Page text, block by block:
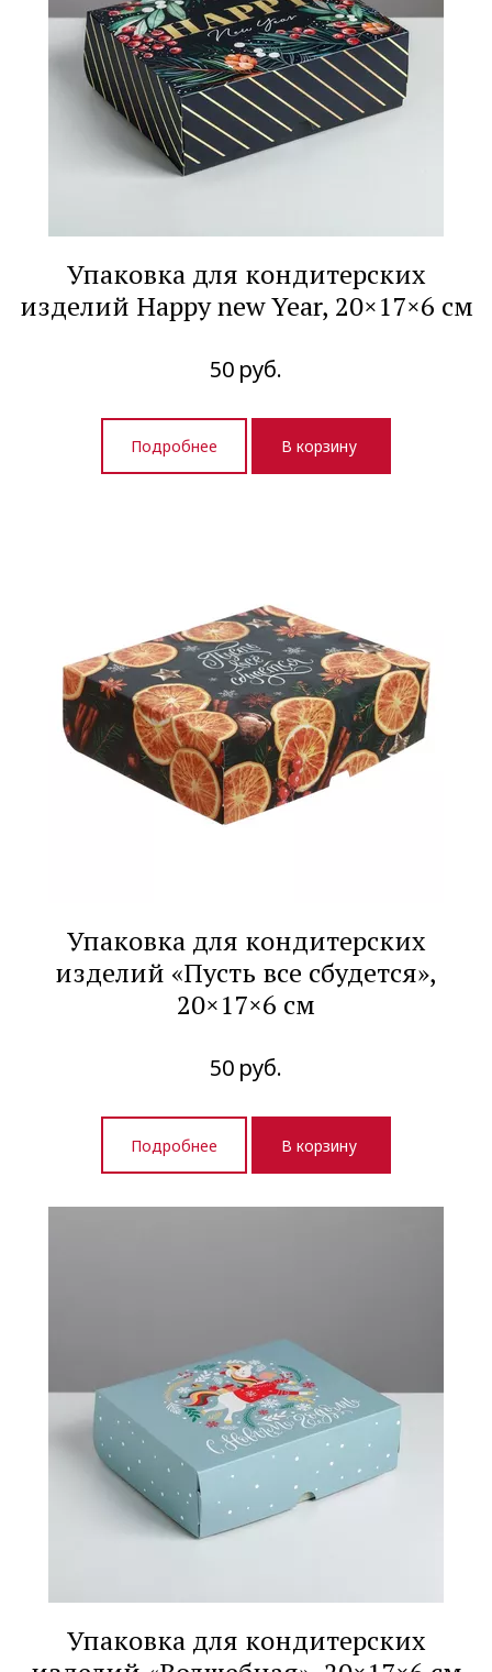
Упаковка для кондитерских
изделий Happy new Year, 20×17×6 см
50 руб.
Подробнее В корзину
Упаковка для кондитерских
изделий «Пусть все сбудется»,
20×17×6 см
50 руб.
Подробнее В корзину
Упаковка для кондитерских